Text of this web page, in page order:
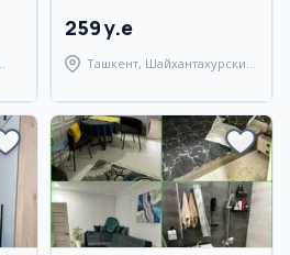
259 y.e
Ташкент, Шайхантахурский